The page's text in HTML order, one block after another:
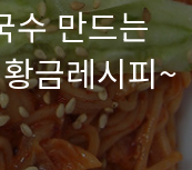
수 만드는
금레시피~